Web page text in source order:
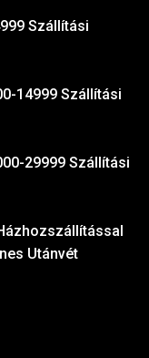
Szállítási
14999 Szállítási
29999 Szállítási
Utánvét